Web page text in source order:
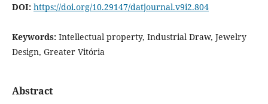
DOI: https://doi.org/10.29147/datjournal.v9i2.804
Keywords: Intellectual property, Industrial Draw, Jewelry
Design, Greater Vitória
Abstract